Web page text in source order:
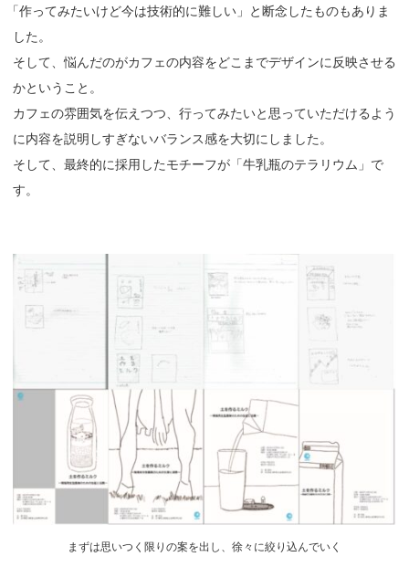
「作ってみたいけど今は技術的に難しい」と断念したものもありま
した。
そして、悩んだのがカフェの内容をどこまでデザインに反映させる
かということ。
カフェの雰囲気を伝えつつ、行ってみたいと思っていただけるよう
に内容を説明しすぎないバランス感を大切にしました。
そして、最終的に採用したモチーフが「牛乳瓶のテラリウム」で
す。
まずは思いつく限りの案を出し、徐々に絞り込んでいく